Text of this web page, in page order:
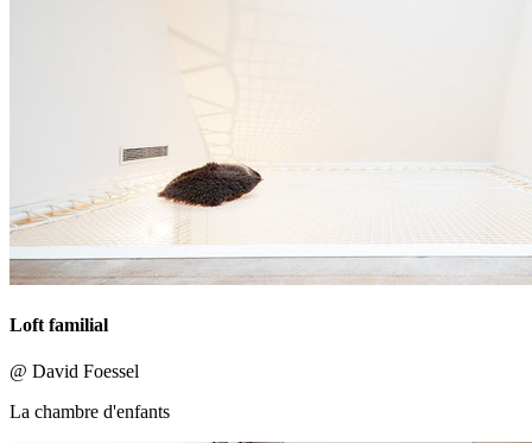
Loft familial
@ David Foessel
La chambre d'enfants